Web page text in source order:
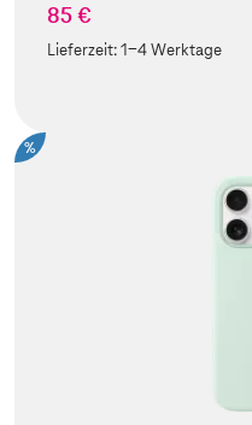
85 €
Lieferzeit:1-4 Werktage
%